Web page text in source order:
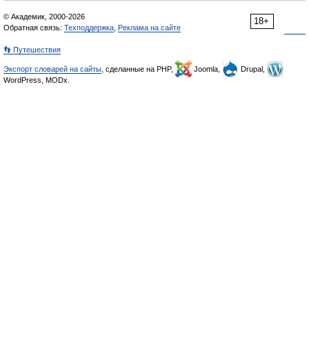
18+
© Академик, 2000-2026
Обратная связь: Техподдержка Реклама на сайте
👣 Путешествия
Экспорт словарей на сайты , сделанные на PHP, Joomla,
Drupal,
WordPress, MODx.